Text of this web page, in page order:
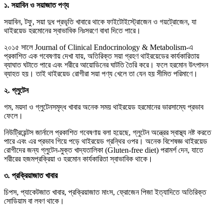
১. সয়াবিন ও সয়াজাত পণ্য
সয়াবিন, টফু, সয়া দুধ প্রভৃতি খাবারে থাকে ফাইটোইস্ট্রোজেন ও গয়ট্রোজেন, যা
থাইরয়েড হরমোনের স্বাভাবিক নিঃসরণে বাধা দিতে পারে।
২০১৫ সালে Journal of Clinical Endocrinology & Metabolism-এ
প্রকাশিত এক গবেষণায় দেখা যায়, অতিরিক্ত সয়া গ্রহণ থাইরয়েডের কার্যকারিতায়
ব্যাঘাত ঘটাতে পারে এবং শরীরে আয়োডিনের ঘাটতি তৈরি করে। ফলে হরমোন উৎপাদন
ব্যাহত হয়। তাই থাইরয়েড রোগীরা সয়া পণ্য খেলে তা যেন হয় সীমিত পরিমাণে।
২. গ্লুটেন
গম, ময়দা ও গ্লুটেনসমৃদ্ধ খাবার অনেক সময় থাইরয়েড হরমোনের ভারসাম্যে প্রভাব
ফেলে।
নিউট্রিয়েন্টস জার্নালে প্রকাশিত গবেষণায় বলা হয়েছে, গ্লুটেন অন্ত্রের স্বাস্থ্য নষ্ট করতে
পারে এবং এর প্রভাব গিয়ে পড়ে থাইরয়েড গ্রন্থির ওপর। অনেক বিশেষজ্ঞ থাইরয়েড
রোগীদের জন্য গ্লুটেন-মুক্ত খাদ্যতালিকা (Gluten-free diet) পরামর্শ দেন, যাতে
শরীরের হজমপ্রক্রিয়া ও হরমোন কার্যকারিতা স্বাভাবিক থাকে।
৩. প্রক্রিয়াজাত খাবার
চিপস, প্যাকেটজাত খাবার, প্রক্রিয়াজাত মাংস, ফ্রোজেন পিজা ইত্যাদিতে অতিরিক্ত
সোডিয়াম বা লবণ থাকে।